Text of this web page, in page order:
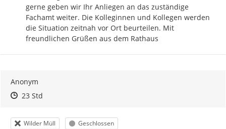
gerne geben wir Ihr Anliegen an das zuständige
Fachamt weiter. Die Kolleginnen und Kollegen werden
die Situation zeitnah vor Ort beurteilen. Mit
freundlichen Grüßen aus dem Rathaus
Anonym
Zeitpunkt des Erstellens
Zeitpunkt des Erstellens
23 StdZur Äußerung
Kategorie
Wilder Müll Status
Geschlossen